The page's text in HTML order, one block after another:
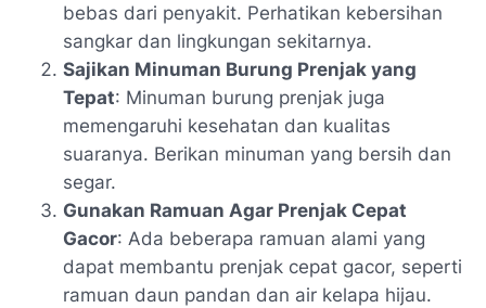
bebas dari penyakit. Perhatikan kebersihan
sangkar dan lingkungan sekitarnya.
Sajikan Minuman Burung Prenjak yang
Tepat: Minuman burung prenjak juga
memengaruhi kesehatan dan kualitas
suaranya. Berikan minuman yang bersih dan
segar.
Gunakan Ramuan Agar Prenjak Cepat
Gacor: Ada beberapa ramuan alami yang
dapat membantu prenjak cepat gacor, seperti
ramuan daun pandan dan air kelapa hijau.